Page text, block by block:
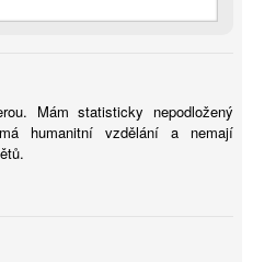
Mám statisticky nepodložený
humanitní vzdělání a nemají
(AI) ve vzdělávání
hluboký společenský paradox: rostoucí
vůči digitálnímu přesycení.
striktního rozlišení mezi pouhým
učení. Zatímco AI dokáže
technologií, ale v jejich schopnosti
bez naděje